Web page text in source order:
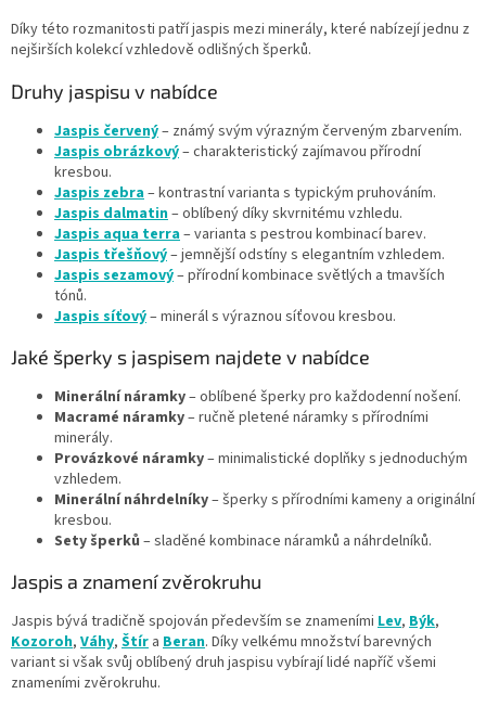
Díky této rozmanitosti patří jaspis mezi minerály, které nabízejí jednu z
nejširších kolekcí vzhledově odlišných šperků.
Druhy jaspisu v nabídce
Jaspis červený– známý svým výrazným červeným zbarvením.
Jaspis obrázkový– charakteristický zajímavou přírodní
kresbou.
Jaspis zebra– kontrastní varianta s typickým pruhováním.
Jaspis dalmatin– oblíbený díky skvrnitému vzhledu.
Jaspis aqua terra– varianta s pestrou kombinací barev.
Jaspis třešňový– jemnější odstíny s elegantním vzhledem.
Jaspis sezamový– přírodní kombinace světlých a tmavších
tónů.
Jaspis síťový– minerál s výraznou síťovou kresbou.
Jaké šperky s jaspisem najdete v nabídce
Minerální náramky– oblíbené šperky pro každodenní nošení.
Macramé náramky– ručně pletené náramky s přírodními
minerály.
Provázkové náramky– minimalistické doplňky s jednoduchým
vzhledem.
Minerální náhrdelníky– šperky s přírodními kameny a originální
kresbou.
Sety šperků – sladěné kombinace náramků a náhrdelníků.
Jaspis a znamení zvěrokruhu
Jaspis bývá tradičně spojován především se znameními Lev, Býk,
Kozoroh, Váhy, Štír a Beran. Díky velkému množství barevných
variant si však svůj oblíbený druh jaspisu vybírají lidé napříč všemi
znameními zvěrokruhu.